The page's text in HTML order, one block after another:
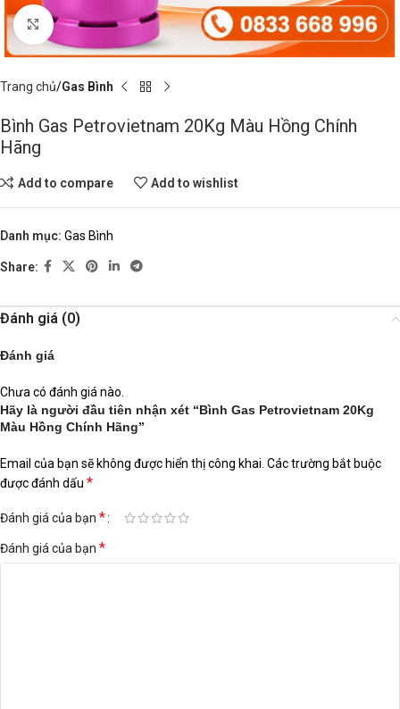
Click to enlarge
Trang chủ Gas Bình
Bình Gas Petrovietnam 20Kg Màu Hồng Chính
Hãng
Add to compare Add to wishlist
Danh mục: Gas Bình
Share:
Đánh giá (0)
Đánh giá
Chưa có đánh giá nào.
Hãy là người đầu tiên nhận xét “Bình Gas Petrovietnam 20Kg
Màu Hồng Chính Hãng”
Email của bạn sẽ không được hiển thị công khai. Các trường bắt buộc
được đánh dấu *
Đánh giá của bạn *
Đánh giá của bạn *